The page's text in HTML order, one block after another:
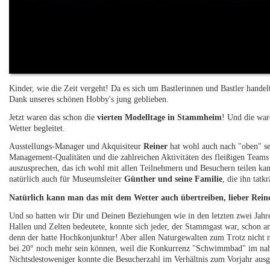
Kinder, wie die Zeit vergeht! Da es sich um Bastlerinnen und Bastler
Dank unseres schönen Hobby's jung geblieben.
Jetzt waren das schon dievierten Modelltage in Stammheim! Und die
Wetter begleitet.
Ausstellungs-Manager und AkquisiteurReiner hat wohl auch nach "oben"
Management-Qualitäten und die zahlreichen Aktivitäten des fleißigen
auszusprechen, das ich wohl mit allen Teilnehmern und Besuchern teilen
natürlich auch für MuseumsleiterGünther und seine Familie, die ihn
Natürlich kann man das mit dem Wetter auch übertreiben, lieber
Und so hatten wir Dir und Deinen Beziehungen wie in den letzten zwei
Hallen und Zelten bedeutete, konnte sich jeder, der Stammgast war, schon
denn der hatte Hochkonjunktur! Aber allen Naturgewalten zum Trotz nicht
bei 20° noch mehr sein können, weil die Konkurrenz "Schwimmbad" im
Nichtsdestoweniger konnte die Besucherzahl im Verhältnis zum Vorjahr